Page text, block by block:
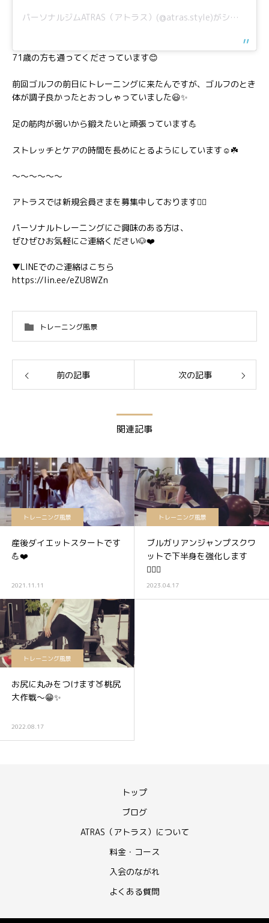
パーソナルジムATRAS（アトラス）(@atras.style)がシェアした投稿
71歳の方も通ってくださっています😊
前回ゴルフの前日にトレーニングに来たんですが、ゴルフのとき
体が調子良かったとおっしゃっていました😃✨
足の筋肉が弱いから鍛えたいと頑張っています💪
ストレッチとケアの時間を長めにとるようにしています☺️☘️
〜〜〜〜〜〜
アトラスでは新規会員さまを募集中しております🏋️‍♂️
パーソナルトレーニングにご興味のある方は、
ぜひぜひお気軽にご連絡ください🐶❤️
▼LINEでのご連絡はこちら
https://lin.ee/eZU8WZn
トレーニング風景
前の記事 次の記事
関連記事
トレーニング風景
産後ダイエットスタートです
💪❤️
2021.11.11
トレーニング風景
ブルガリアンジャンプスクワ
ットで下半身を強化します
🏋️‍♀️✨
2023.04.17
トレーニング風景
お尻に丸みをつけます🍑桃尻
大作戦〜😁✨
2022.08.17
トップ
ブログ
ATRAS（アトラス）について
料金・コース
入会のながれ
よくある質問